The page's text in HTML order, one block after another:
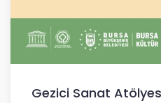
Gezici Sanat